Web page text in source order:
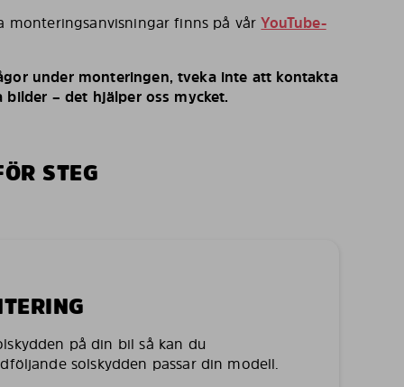
monteringsanvisningar finns på vårYouTube-
under monteringen, tveka inte att kontakta
bilder – det hjälper oss mycket.
STEG
på din bil så kan du
solskydden passar din modell.